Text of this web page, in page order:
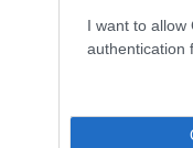
I want to allow
authentication